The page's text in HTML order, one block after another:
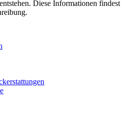
Diese Informationen findest